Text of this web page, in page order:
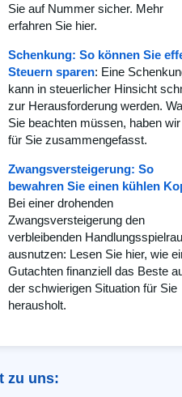
Sie auf Nummer sicher. Mehr
erfahren Sie hier.
Schenkung: So können Sie
Steuern sparen: Eine
kann in steuerlicher Hinsicht
zur Herausforderung werden.
Sie beachten müssen, haben
für Sie zusammengefasst.
Zwangsversteigerung: So
bewahren Sie einen kühlen
Bei einer drohenden
Zwangsversteigerung den
verbleibenden
ausnutzen: Lesen Sie hier, wie
Gutachten finanziell das Beste
der schwierigen Situation für Sie
herausholt.
zu uns: